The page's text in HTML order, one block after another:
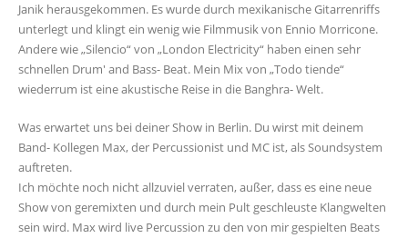
Janik herausgekommen. Es wurde durch mexikanische Gitarrenriffs
unterlegt und klingt ein wenig wie Filmmusik von Ennio Morricone.
Andere wie „Silencio“ von „London Electricity“ haben einen sehr
schnellen Drum' and Bass- Beat. Mein Mix von „Todo tiende“
wiederrum ist eine akustische Reise in die Banghra- Welt.
Was erwartet uns bei deiner Show in Berlin. Du wirst mit deinem
Band- Kollegen Max, der Percussionist und MC ist, als Soundsystem
auftreten.
Ich möchte noch nicht allzuviel verraten, außer, dass es eine neue
Show von geremixten und durch mein Pult geschleuste Klangwelten
sein wird. Max wird live Percussion zu den von mir gespielten Beats